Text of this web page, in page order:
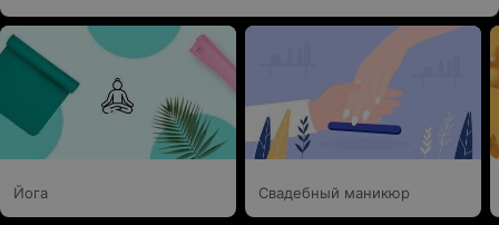
Йога Свадебный маникюр